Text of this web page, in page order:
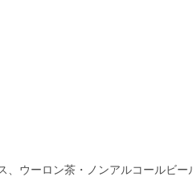
、ウーロン茶・ノンアルコールビー